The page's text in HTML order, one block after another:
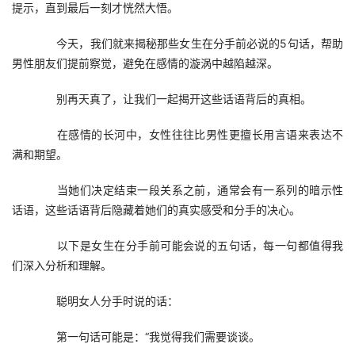
提示，直到最后一刻才恍然大悟。
今天，我们就来揭秘那些女生在分手前必说的5句话，帮助
男性朋友们提前察觉，避免在感情的漩涡中越陷越深。
别再天真了，让我们一起揭开这些话语背后的真相。
在感情的长河中，女性往往比男性更擅长用言语来表达不
满和期望。
当她们决定结束一段关系之前，通常会有一系列的暗示性
话语，这些话语背后隐藏着她们的真实感受和分手的决心。
以下是女生在分手前可能会说的五句话，每一句都值得我
们深入分析和理解。
​聪明女人分手时说的话：
第一句话可能是：“我觉得我们需要谈谈。